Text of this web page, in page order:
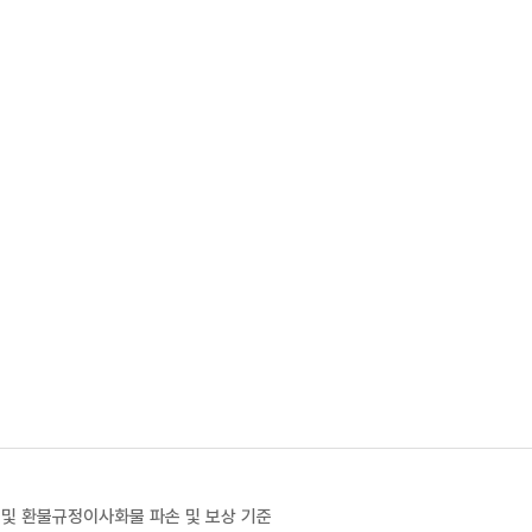
환불규정이사화물 파손 및 보상 기준